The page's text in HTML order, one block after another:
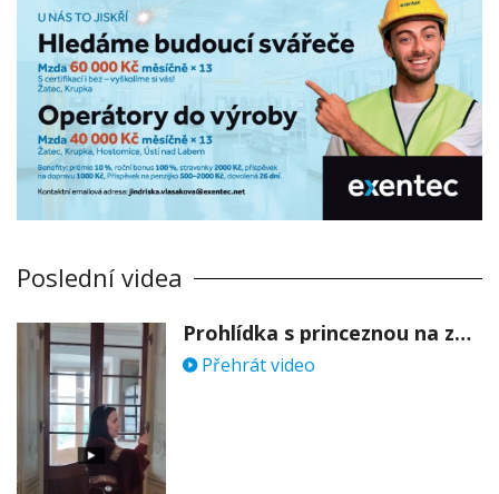
Poslední videa
Prohlídka s princeznou na zámku Stekník
Přehrát video